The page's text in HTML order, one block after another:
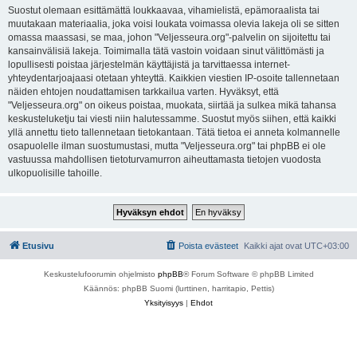
Suostut olemaan esittämättä loukkaavaa, vihamielistä, epämoraalista tai
muutakaan materiaalia, joka voisi loukata voimassa olevia lakeja oli se sitten
omassa maassasi, se maa, johon "Veljesseura.org"-palvelin on sijoitettu tai
kansainvälisiä lakeja. Toimimalla tätä vastoin voidaan sinut välittömästi ja
lopullisesti poistaa järjestelmän käyttäjistä ja tarvittaessa internet-
yhteydentarjoajaasi otetaan yhteyttä. Kaikkien viestien IP-osoite tallennetaan
näiden ehtojen noudattamisen tarkkailua varten. Hyväksyt, että
"Veljesseura.org" on oikeus poistaa, muokata, siirtää ja sulkea mikä tahansa
keskusteluketju tai viesti niin halutessamme. Suostut myös siihen, että kaikki
yllä annettu tieto tallennetaan tietokantaan. Tätä tietoa ei anneta kolmannelle
osapuolelle ilman suostumustasi, mutta "Veljesseura.org" tai phpBB ei ole
vastuussa mahdollisen tietoturvamurron aiheuttamasta tietojen vuodosta
ulkopuolisille tahoille.
Etusivu Kaikki ajat ovat UTC+03:00
Poista evästeet
Keskustelufoorumin ohjelmisto phpBB® Forum Software © phpBB Limited
Käännös: phpBB Suomi (lurttinen, harritapio, Pettis)
Yksityisyys | Ehdot